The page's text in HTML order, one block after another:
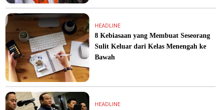
HEADLINE
8 Kebiasaan yang Membuat Seseorang
Sulit Keluar dari Kelas Menengah ke
Bawah
HEADLINE